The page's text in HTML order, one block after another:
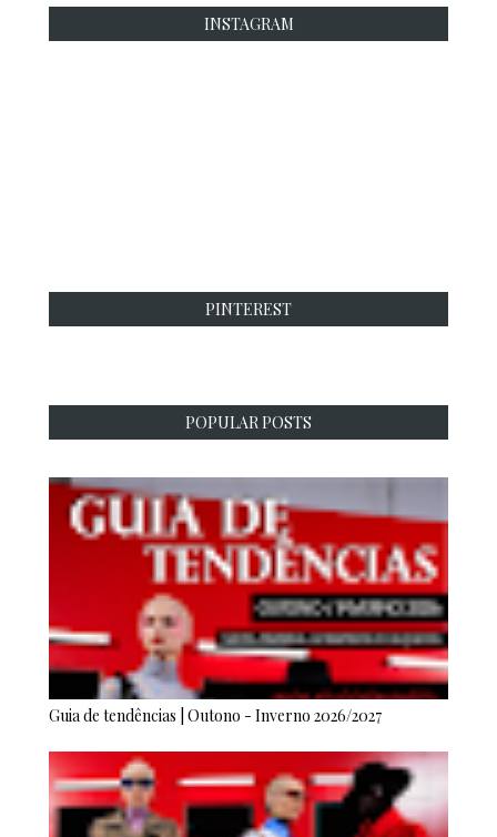
INSTAGRAM
PINTEREST
POPULAR POSTS
Guia de tendências | Outono - Inverno 2026/2027